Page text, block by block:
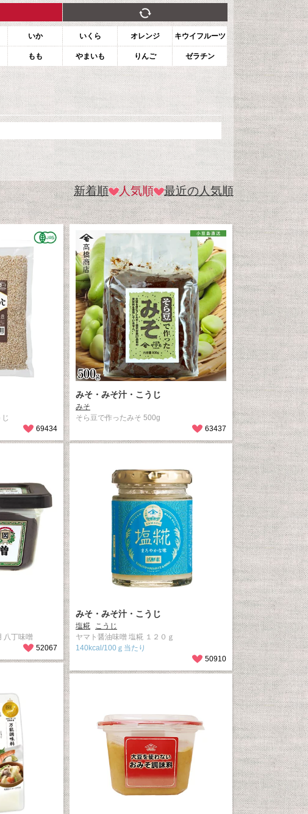
いか いくら オレンジ キウイフルーツ
もも やまいも りんご ゼラチン
新着順 人気順 最近の人気順
69434
みそ・みそ汁・こうじ
みそ
そら豆で作ったみそ 500g
63437
八丁味噌
52067
みそ・みそ汁・こうじ
塩糀
こうじ
ヤマト醤油味噌 塩糀 １２０ｇ
140kcal/100ｇ当たり
50910